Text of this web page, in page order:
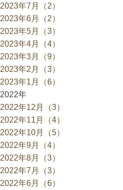
2023年7月（2）
2023年6月（2）
2023年5月（3）
2023年4月（4）
2023年3月（9）
2023年2月（3）
2023年1月（6）
2022年
2022年12月（3）
2022年11月（4）
2022年10月（5）
2022年9月（4）
2022年8月（3）
2022年7月（3）
2022年6月（6）